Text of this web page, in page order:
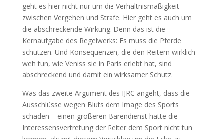
geht es hier nicht nur um die Verhältnismäßigkeit
zwischen Vergehen und Strafe. Hier geht es auch um
die abschreckende Wirkung. Denn das ist die
Kernaufgabe des Regelwerks: Es muss die Pferde
schützen. Und Konsequenzen, die den Reitern wirklich
weh tun, wie Veniss sie in Paris erlebt hat, sind
abschreckend und damit ein wirksamer Schutz.
Was das zweite Argument des IJRC angeht, dass die
Ausschlüsse wegen Bluts dem Image des Sports
schaden – einen größeren Bärendienst hätte die
Interessensvertretung der Reiter dem Sport nicht tun